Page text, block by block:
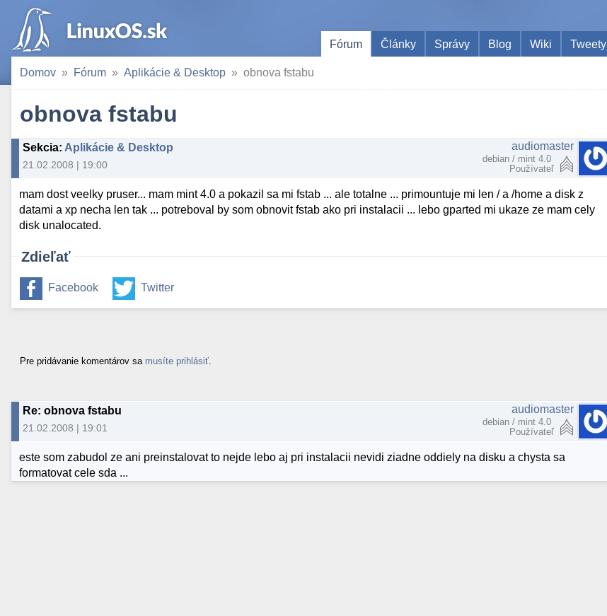
Fórum
Články Správy Blog Wiki Tweety
Domov Fórum Aplikácie & Desktop obnova fstabu
obnova fstabu
Sekcia: Aplikácie & Desktop
21.02.2008 | 19:00
audiomaster
debian / mint 4.0
Používateľ
mam dost veelky pruser... mam mint 4.0 a pokazil sa mi fstab ... ale totalne ... primountuje mi len / a /home a disk z
datami a xp necha len tak ... potreboval by som obnovit fstab ako pri instalacii ... lebo gparted mi ukaze ze mam cely
disk unalocated.
Zdieľať
Facebook Twitter
Pre pridávanie komentárov sa musíte prihlásiť
Re: obnova fstabu
21.02.2008 | 19:01
audiomaster
debian / mint 4.0
Používateľ
este som zabudol ze ani preinstalovat to nejde lebo aj pri instalacii nevidi ziadne oddiely na disku a chysta sa
formatovat cele sda ...